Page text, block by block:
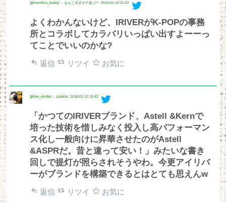
@mochico_hobby： もちこポタオデ坂⊿⁴⁶ 2018-01-10 21:37
よくわかんないけど、IRIVERがK-POPの事務
所とコラボしてカラバリいっぱい出すよーーっ
てことでいいのかな?
返信 リツイ お気に
@low_Am8er： ♨️Mano 2018-01-10 18:42
「かつてのIRIVERブランド、Astell &Kernで
培った技術を惜しみなく投入し高パフォーマン
ス化し一般向けに昇華させたのがAstell
&ASPRだ。昔と違って安い！」みたいな書き
回しで提灯が照らされそうやわ。今更アイリバ
ーがブランドを構築できるとはとても思えんw
返信 リツイ お気に